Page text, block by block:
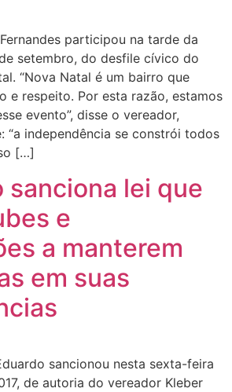
participou na tarde da
setembro, do desfile cívico do
“Nova Natal é um bairro que
e respeito. Por esta razão, estamos
evento”, disse o vereador,
“a independência se constrói todos
[…]
sanciona lei que
e
a manterem
em suas
sancionou nesta sexta-feira
de autoria do vereador Kleber